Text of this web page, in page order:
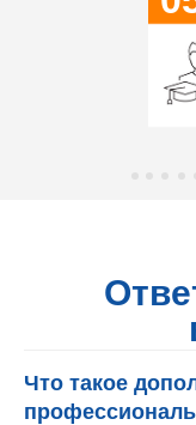
Что такое